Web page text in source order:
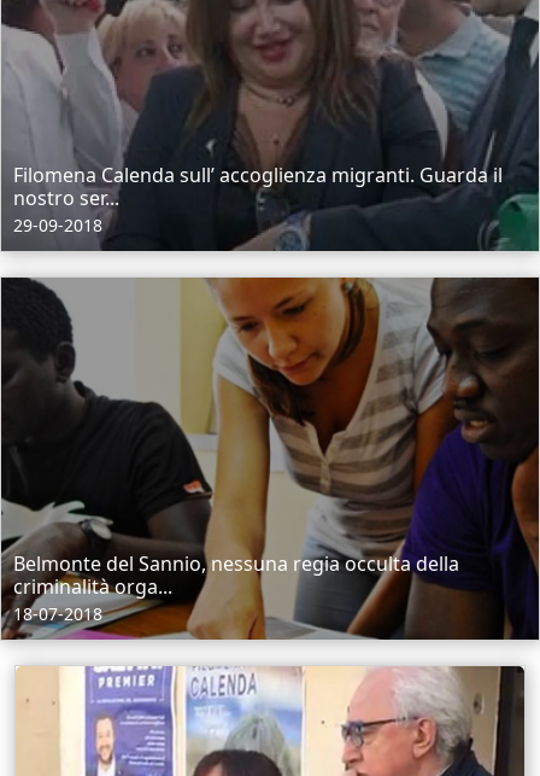
Filomena Calenda sull’ accoglienza migranti. Guarda il
nostro ser...
29-09-2018
Belmonte del Sannio, nessuna regia occulta della
criminalità orga...
18-07-2018